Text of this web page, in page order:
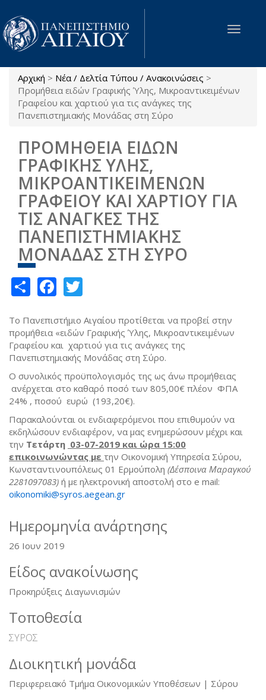
Παράκαμψη προς το κυρίως περιεχόμενο
Toggle
Είστε εδώ
Αρχική > Νέα / Δελτία Τύπου / Ανακοινώσεις >
Προμήθεια ειδών Γραφικής Ύλης, Μικροαντικειμένων
Γραφείου και χαρτιού για τις ανάγκες της
Πανεπιστημιακής Μονάδας στη Σύρο
ΠΡΟΜΗΘΕΙΑ ΕΙΔΩΝ
ΓΡΑΦΙΚΗΣ ΥΛΗΣ,
ΜΙΚΡΟΑΝΤΙΚΕΙΜΕΝΩΝ
ΓΡΑΦΕΙΟΥ ΚΑΙ ΧΑΡΤΙΟΥ ΓΙΑ
ΤΙΣ ΑΝΑΓΚΕΣ ΤΗΣ
ΠΑΝΕΠΙΣΤΗΜΙΑΚΗΣ
ΜΟΝΑΔΑΣ ΣΤΗ ΣΥΡΟ
ShareFacebook
Το Πανεπιστήμιο Αιγαίου προτίθεται να προβεί στην
προμήθεια «ειδών Γραφικής Ύλης, Μικροαντικειμένων
Γραφείου και χαρτιού για τις ανάγκες της
Πανεπιστημιακής Μονάδας στη Σύρο.
Ο συνολικός προϋπολογισμός της ως άνω προμήθειας
ανέρχεται στο καθαρό ποσό των 805,00€ πλέον ΦΠΑ
24% , ποσού ευρώ (193,20€).
Παρακαλούνται οι ενδιαφερόμενοι που επιθυμούν να
εκδηλώσουν ενδιαφέρον, να μας ενημερώσουν μέχρι και
την Τετάρτη 03-07-2019 και ώρα 15:00
επικοινωνώντας με την Οικονομική Υπηρεσία Σύρου,
Κωνσταντινουπόλεως 01 Ερμούπολη (Δέσποινα Μαραγκού
2281097083) ή με ηλεκτρονική αποστολή στο e mail:
oikonomiki@syros.aegean.gr
Ημερομηνία ανάρτησης
26 Ιουν 2019
Είδος ανακοίνωσης
Προκηρύξεις Διαγωνισμών
Τοποθεσία
ΣΥΡΟΣ
Διοικητική μονάδα
Περιφερειακό Τμήμα Οικονομικών Υποθέσεων | Σύρου